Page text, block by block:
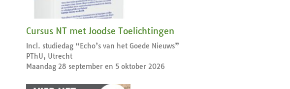
Cursus NT met Joodse Toelichtingen
Incl. studiedag “Echo’s van het Goede Nieuws”
PThU, Utrecht
Maandag 28 september en 5 oktober 2026